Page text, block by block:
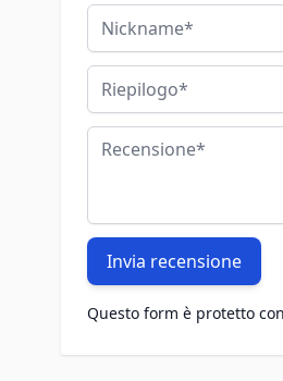
Nickname
Riepilogo
Recensione
Invia recensione
Questo form è protetto